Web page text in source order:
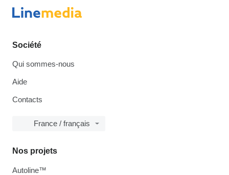
Société
Qui sommes-nous
Aide
Contacts
France / français
Nos projets
Autoline™